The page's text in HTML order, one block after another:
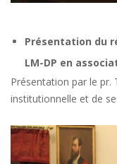
Présentation du
LM-DP en
Présentation par le pr.
institutionnelle et de